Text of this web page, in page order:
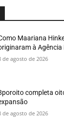
Maariana
à Agência
de agosto de 2026
completa
de agosto de 2026